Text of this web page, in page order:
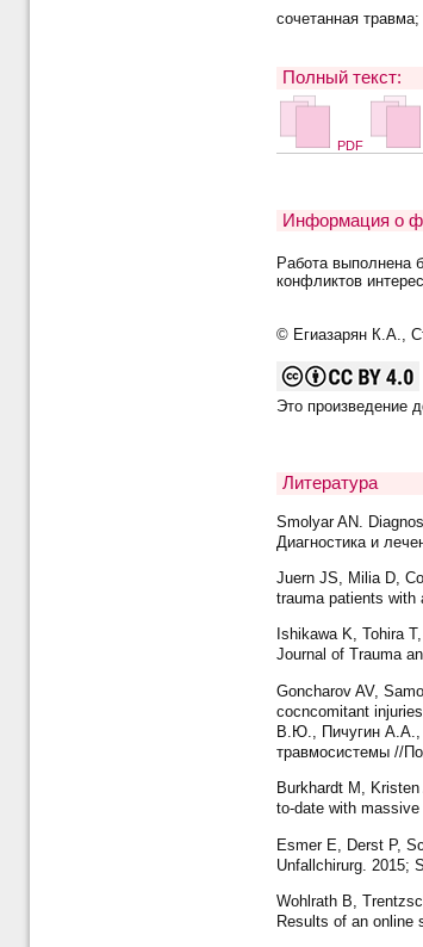
сочетанная
Полный текст:
PDF
Информация о
Работа выполнена
конфликтов
© Егиазарян К.А.,
Это произведение
Литература
Smolyar AN.
Диагностика и
Juern JS, Milia D,
trauma patients with
Ishikawa K, Tohira
Journal of Trauma
Goncharov AV,
cocncomitant
В.Ю., Пичугин А.А.,
травмосистемы //
Burkhardt M,
to-date with
Esmer E, Derst P,
Unfallchirurg. 2015;
Wohlrath B,
Results of an online